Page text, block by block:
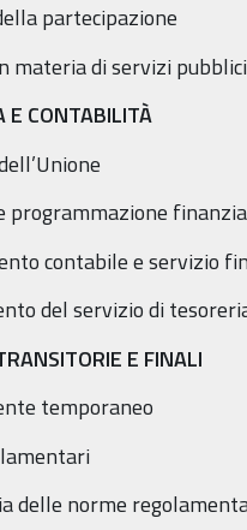
partecipazione
materia di servizi
E CONTABILITÀ
programmazione
contabile e servizio
del servizio di
E FINALI
temporaneo
delle norme